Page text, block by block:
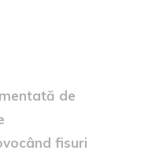
de
fisuri